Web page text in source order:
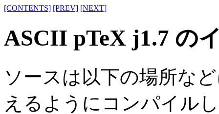
[CONTENTS] [PREV] [NEXT]
ASCII pTeX j1.7 の
ソースは以下の場所な
えるようにコンパイル